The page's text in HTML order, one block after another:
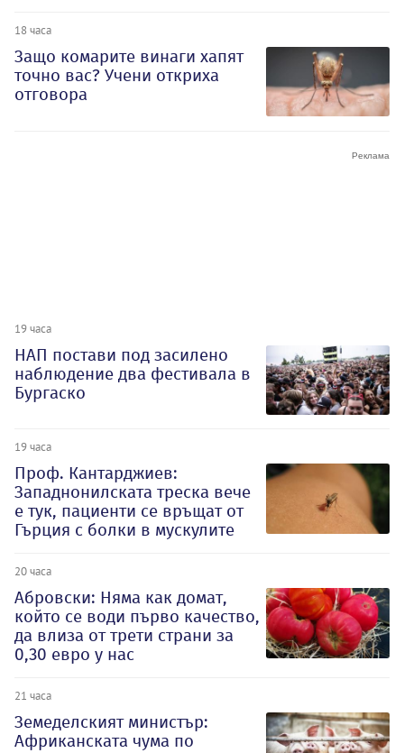
18 часа
Защо комарите винаги хапят
точно вас? Учени откриха
отговора
19 часа
НАП постави под засилено
наблюдение два фестивала в
Бургаско
19 часа
Проф. Кантарджиев:
Западнонилската треска вече
е тук, пациенти се връщат от
Гърция с болки в мускулите
20 часа
Абровски: Няма как домат,
който се води първо качество,
да влиза от трети страни за
0,30 евро у нас
21 часа
Земеделският министър:
Африканската чума по